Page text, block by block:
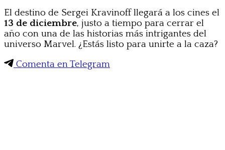
El destino de Sergei Kravinoff llegará a los cines el
13 de diciembre, justo a tiempo para cerrar el
año con una de las historias más intrigantes del
universo Marvel. ¿Estás listo para unirte a la caza?
Comenta en Telegram